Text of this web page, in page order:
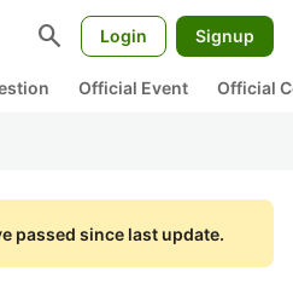
search Login Signup
Official Event Official
passed since last update.